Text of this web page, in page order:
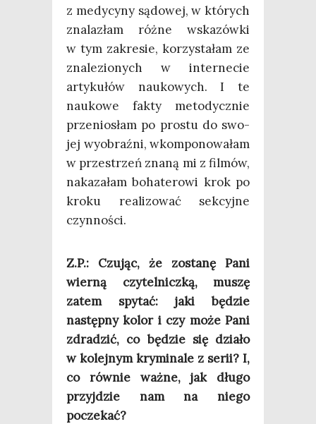
z medy­cy­ny sądo­wej, w któ­rych
zna­la­złam róż­ne wska­zów­ki
w tym zakre­sie, korzy­sta­łam ze
zna­le­zio­nych w inter­ne­cie
arty­ku­łów nauko­wych. I te
nauko­we fak­ty meto­dycz­nie
prze­nio­słam po pro­stu do swo­
jej wyobraź­ni, wkom­po­no­wa­łam
w prze­strzeń zna­ną mi z fil­mów,
naka­za­łam boha­te­ro­wi krok po
kro­ku reali­zo­wać sek­cyj­ne
czynności.
Z.P.: Czu­jąc, że zosta­nę Pani
wier­ną czy­tel­nicz­ką, muszę
zatem spy­tać: jaki będzie
następ­ny kolor i czy może Pani
zdra­dzić, co będzie się dzia­ło
w kolej­nym kry­mi­na­le z serii? I,
co rów­nie waż­ne, jak dłu­go
przyj­dzie nam na nie­go
poczekać?